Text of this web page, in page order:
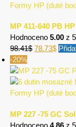
Formy HP (duté
MP 411-640 PB
Hodnoceno 5.00 z 5
98.41$ 78.73$
-20%
Formy HP (duté
MP 227 -75 GC
Hodnoceno 4.86 z 5